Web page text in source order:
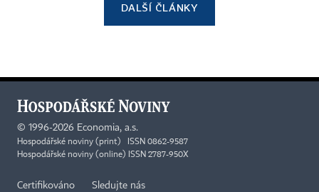
DALŠÍ ČLÁNKY
© 1996-2026 Economia, a.s.
Hospodářské noviny (print) ISSN 0862-9587
Hospodářské noviny (online) ISSN 2787-950X
Certifikováno Sledujte nás